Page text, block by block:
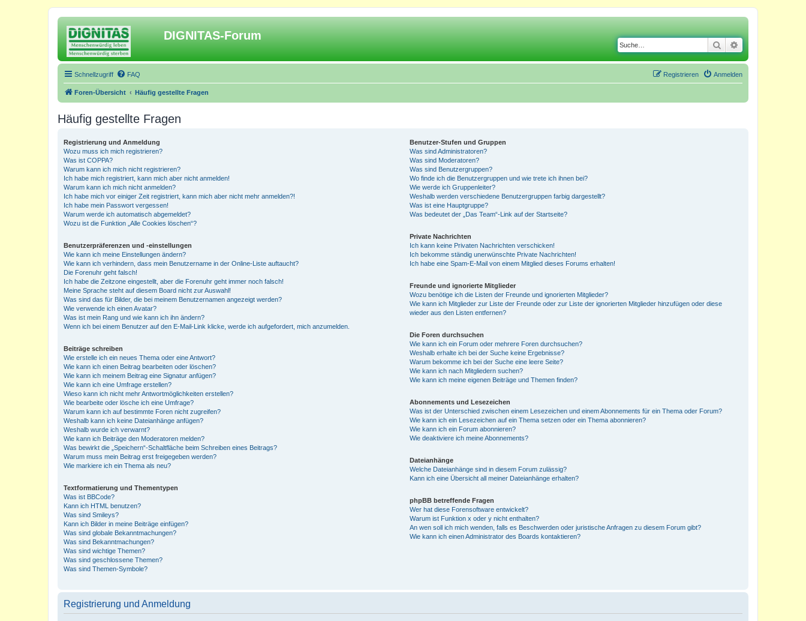
DIGNITAS-Forum
Suche
Schnellzugriff FAQ Anmelden
Registrieren
Foren-Übersicht Häufig gestellte Fragen
Häufig gestellte Fragen
Registrierung und Anmeldung
Wozu muss ich mich registrieren?
Was ist COPPA?
Warum kann ich mich nicht registrieren?
Ich habe mich registriert, kann mich aber nicht anmelden!
Warum kann ich mich nicht anmelden?
Ich habe mich vor einiger Zeit registriert, kann mich aber nicht mehr anmelden?!
Ich habe mein Passwort vergessen!
Warum werde ich automatisch abgemeldet?
Wozu ist die Funktion „Alle Cookies löschen“?
Benutzerpräferenzen und -einstellungen
Wie kann ich meine Einstellungen ändern?
Wie kann ich verhindern, dass mein Benutzername in der Online-Liste auftaucht?
Die Forenuhr geht falsch!
Ich habe die Zeitzone eingestellt, aber die Forenuhr geht immer noch falsch!
Meine Sprache steht auf diesem Board nicht zur Auswahl!
Was sind das für Bilder, die bei meinem Benutzernamen angezeigt werden?
Wie verwende ich einen Avatar?
Was ist mein Rang und wie kann ich ihn ändern?
Wenn ich bei einem Benutzer auf den E-Mail-Link klicke, werde ich aufgefordert, mich anzumelden.
Beiträge schreiben
Wie erstelle ich ein neues Thema oder eine Antwort?
Wie kann ich einen Beitrag bearbeiten oder löschen?
Wie kann ich meinem Beitrag eine Signatur anfügen?
Wie kann ich eine Umfrage erstellen?
Wieso kann ich nicht mehr Antwortmöglichkeiten erstellen?
Wie bearbeite oder lösche ich eine Umfrage?
Warum kann ich auf bestimmte Foren nicht zugreifen?
Weshalb kann ich keine Dateianhänge anfügen?
Weshalb wurde ich verwarnt?
Wie kann ich Beiträge den Moderatoren melden?
Was bewirkt die „Speichern“-Schaltfläche beim Schreiben eines Beitrags?
Warum muss mein Beitrag erst freigegeben werden?
Wie markiere ich ein Thema als neu?
Textformatierung und Thementypen
Was ist BBCode?
Kann ich HTML benutzen?
Was sind Smileys?
Kann ich Bilder in meine Beiträge einfügen?
Was sind globale Bekanntmachungen?
Was sind Bekanntmachungen?
Was sind wichtige Themen?
Was sind geschlossene Themen?
Was sind Themen-Symbole?
Benutzer-Stufen und Gruppen
Was sind Administratoren?
Was sind Moderatoren?
Was sind Benutzergruppen?
Wo finde ich die Benutzergruppen und wie trete ich ihnen bei?
Wie werde ich Gruppenleiter?
Weshalb werden verschiedene Benutzergruppen farbig dargestellt?
Was ist eine Hauptgruppe?
Was bedeutet der „Das Team“-Link auf der Startseite?
Private Nachrichten
Ich kann keine Privaten Nachrichten verschicken!
Ich bekomme ständig unerwünschte Private Nachrichten!
Ich habe eine Spam-E-Mail von einem Mitglied dieses Forums erhalten!
Freunde und ignorierte Mitglieder
Wozu benötige ich die Listen der Freunde und ignorierten Mitglieder?
Wie kann ich Mitglieder zur Liste der Freunde oder zur Liste der ignorierten Mitglieder hinzufügen oder diese
wieder aus den Listen entfernen?
Die Foren durchsuchen
Wie kann ich ein Forum oder mehrere Foren durchsuchen?
Weshalb erhalte ich bei der Suche keine Ergebnisse?
Warum bekomme ich bei der Suche eine leere Seite?
Wie kann ich nach Mitgliedern suchen?
Wie kann ich meine eigenen Beiträge und Themen finden?
Abonnements und Lesezeichen
Was ist der Unterschied zwischen einem Lesezeichen und einem Abonnements für ein Thema oder Forum?
Wie kann ich ein Lesezeichen auf ein Thema setzen oder ein Thema abonnieren?
Wie kann ich ein Forum abonnieren?
Wie deaktiviere ich meine Abonnements?
Dateianhänge
Welche Dateianhänge sind in diesem Forum zulässig?
Kann ich eine Übersicht all meiner Dateianhänge erhalten?
phpBB betreffende Fragen
Wer hat diese Forensoftware entwickelt?
Warum ist Funktion x oder y nicht enthalten?
An wen soll ich mich wenden, falls es Beschwerden oder juristische Anfragen zu diesem Forum gibt?
Wie kann ich einen Administrator des Boards kontaktieren?
Registrierung und Anmeldung